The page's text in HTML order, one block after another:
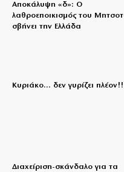
Αποκάλυψη «δ»: Ο
λαθροεποικισμός του
σβήνει την Ελλάδα
Κυριάκο… δεν γυρίζει
Διαχείριση-σκάνδαλο για τα